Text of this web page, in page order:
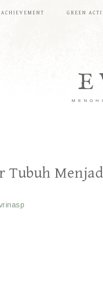
ACHIEVEMENT GREEN
Tubuh